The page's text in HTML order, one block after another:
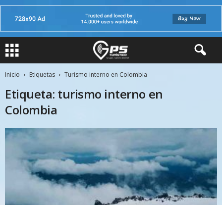
Inicio Etiquetas Turismo interno en Colombia
Etiqueta: turismo interno en
Colombia